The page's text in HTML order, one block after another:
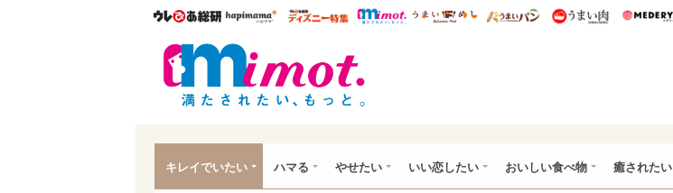
ウレぴあ総研ハピママ* ウレぴあ総研 ディズニー特集
mimot. うまいめし うまいパン うまい肉
キレイでいたい ハマる やせたい いい恋したい おいしい食べ物 癒されたい